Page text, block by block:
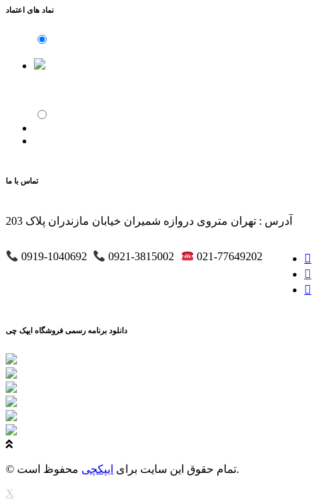
نماد های اعتماد
تماس با ما
آدرس : تهران متروی دروازه شمیران خیابان مازندران پلاک 203
0919-1040692 0921-3815002 021-77649202
دانلود برنامه رسمی فروشگاه ایپک چی
© تمام حقوق این سایت برای ایپکچی
محفوظ است.
X